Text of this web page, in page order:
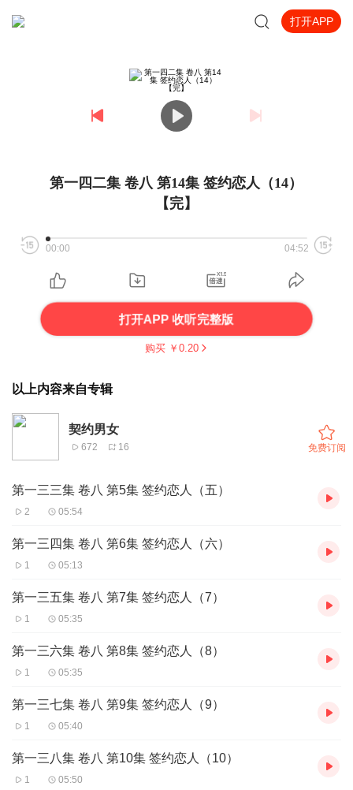
打开APP
第一四二集 卷八 第14集 签约恋人（14）
【完】
00:00 04:52
打开APP 收听完整版
购买 ￥ 0.20
以上内容来自专辑
契约男女
672 16 免费订阅
第一三三集 卷八 第5集 签约恋人（五）
2 05:54
第一三四集 卷八 第6集 签约恋人（六）
1 05:13
第一三五集 卷八 第7集 签约恋人（7）
1 05:35
第一三六集 卷八 第8集 签约恋人（8）
1 05:35
第一三七集 卷八 第9集 签约恋人（9）
1 05:40
第一三八集 卷八 第10集 签约恋人（10）
1 05:50